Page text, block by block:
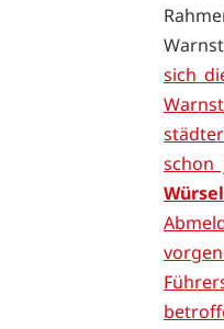
sich